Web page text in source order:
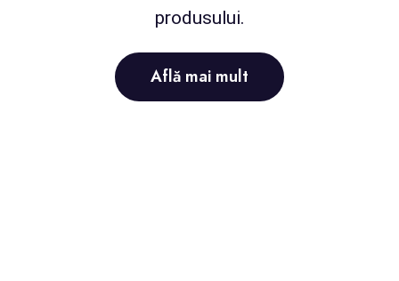
produsului.
Află mai mult